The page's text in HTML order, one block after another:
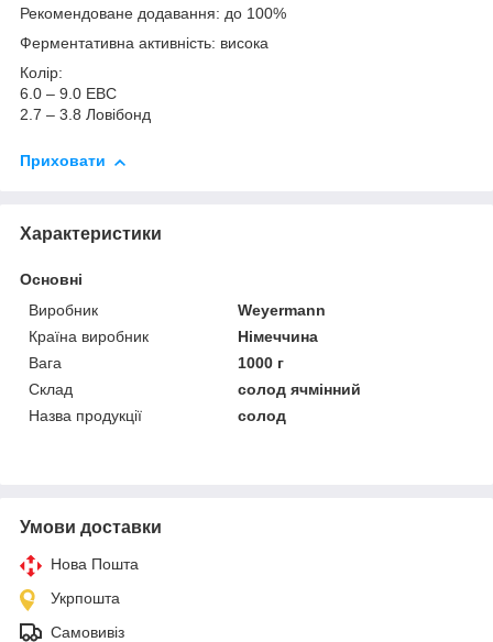
Рекомендоване додавання: до 100%
Ферментативна активність: висока
Колір:
6.0 – 9.0 EBC
2.7 – 3.8 Ловібонд
Приховати
Характеристики
Основні
Виробник
Weyermann
Країна виробник
Німеччина
Вага
1000 г
Склад
солод ячмінний
Назва продукції
солод
Умови доставки
Нова Пошта
Укрпошта
Самовивіз